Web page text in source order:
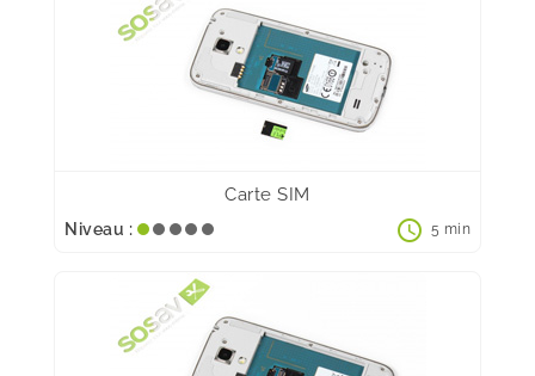
Carte SIM
Niveau : schedule 5 min